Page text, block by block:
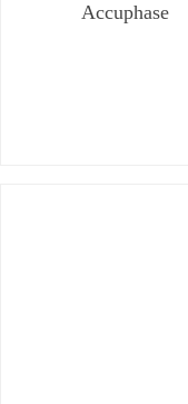
Accuphase